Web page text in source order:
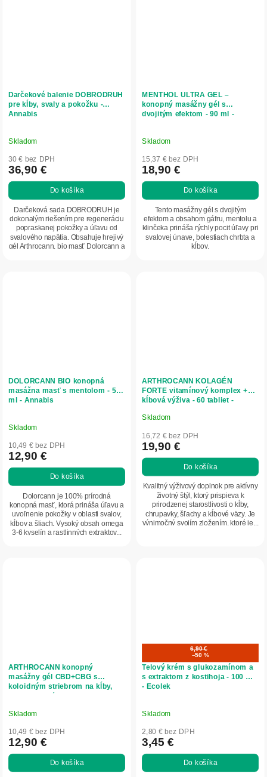
Darčekové balenie DOBRODRUH
pre kĺby, svaly a pokožku -
Annabis
Skladom
30 € bez DPH
36,90 €
Do košíka
Darčeková sada DOBRODRUH je
dokonalým riešením pre regeneráciu
popraskanej pokožky a úľavu od
svalového napätia. Obsahuje hrejivý
gél Arthrocann, bio masť Dolorcann a
MENTHOL ULTRA GEL –
konopný masážny gél s
dvojitým efektom - 90 ml -
Skladom
15,37 € bez DPH
18,90 €
Do košíka
Tento masážny gél s dvojitým
efektom a obsahom gáfru, mentolu a
klinčeka prináša rýchly pocit úľavy pri
svalovej únave, bolestiach chrbta a
kĺbov.
DOLORCANN BIO konopná
masážna masť s mentolom - 50
ml - Annabis
Skladom
10,49 € bez DPH
12,90 €
Do košíka
Dolorcann je 100% prírodná
konopná masť, ktorá prináša úľavu a
uvoľnenie pokožky v oblasti svalov,
kĺbov a šliach. Vysoký obsah omega
3-6 kyselín a rastlinných extraktov...
ARTHROCANN KOLAGÉN
FORTE vitamínový komplex +
kĺbová výživa - 60 tabliet -
Priemerné
hodnotenie
produktu
je
5,0
z
hviezdičiek.
Skladom
16,72 € bez DPH
19,90 €
Do košíka
Kvalitný výživový doplnok pre aktívny
životný štýl, ktorý prispieva k
prirodzenej starostlivosti o kĺby,
chrupavky, šľachy a kĺbové väzy. Je
výnimočný svojím zložením, ktoré je...
ARTHROCANN konopný
masážny gél CBD+CBG s
koloidným striebrom na kĺby,
svaly a chrbát - 75 ml - Annabis
Skladom
10,49 € bez DPH
12,90 €
Do košíka
6,90 €
–50 %
Telový krém s glukozamínom a
s extraktom z kostihoja - 100 ml
- Ecolek
Skladom
2,80 € bez DPH
3,45 €
Do košíka